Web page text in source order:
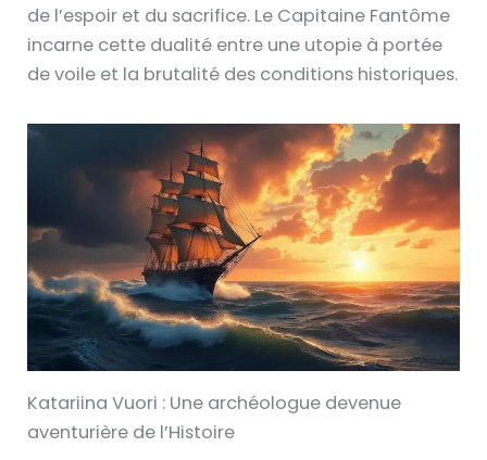
de l’espoir et du sacrifice. Le Capitaine Fantôme
incarne cette dualité entre une utopie à portée
de voile et la brutalité des conditions historiques.
Katariina Vuori : Une archéologue devenue
aventurière de l’Histoire